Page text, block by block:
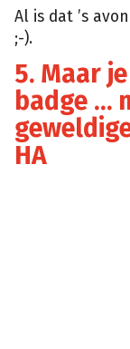
Al is dat ’s
;-).
5. Maar
badge …
HA